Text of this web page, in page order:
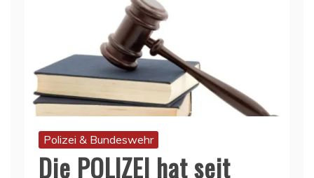
Polizei & Bundeswehr
Die POLIZEI hat seit